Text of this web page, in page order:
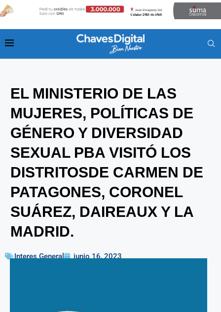
EL MINISTERIO DE LAS
MUJERES, POLÍTICAS DE
GÉNERO Y DIVERSIDAD
SEXUAL PBA VISITÓ LOS
DISTRITOSDE CARMEN DE
PATAGONES, CORONEL
SUÁREZ, DAIREAUX Y LA
MADRID.
Interes General junio 16, 2023